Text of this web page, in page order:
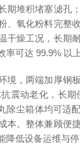
期堆积堵塞滤孔
、氧化粉料完整
燥工况，长期
可达 99.9% 以
境，两端加厚钢
震动老化，长
除尘箱体均可适
本。整体兼顾便
低设备运维与